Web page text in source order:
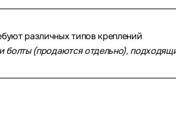
различных типов креплений
болты (продаются отдельно),